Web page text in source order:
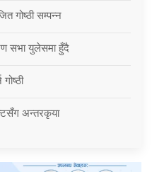
गोष्ठी सम्पन्न
सभा युलेसमा हुँदै
अन्तरकृया